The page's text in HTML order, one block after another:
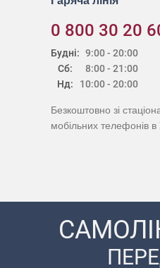
0 800 30 20
Будні:
Сб:
Нд:
9:00 - 20:00
8:00 - 21:00
10:00 - 20:00
Безкоштовно зі
мобільних телефонів в